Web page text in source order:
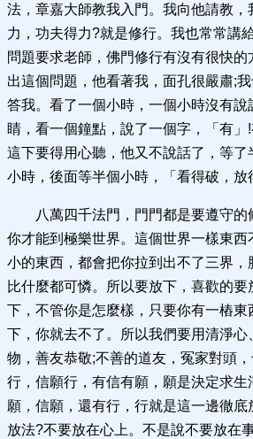
法，章嘉大師教我入門。我向他請教
力，功夫得力?就是修行。我也常常講
問題要求老師，佛門修行有沒有很快
出這個問題，他看著我，面孔很嚴肅;
答我。看了一個小時，一個小時沒有說
睛，看一個鐘點，說了一個字，「有」!
這下要得用心聽，他又不說話了，等了
小時，後面等半個小時，「看得破，放
八萬四千法門，門門都是要遵守的
你才能到極樂世界。這個世界一樣東
小的東西，都會把你拉到出不了三界，
比什麼都可憐。所以要放下，喜歡的
下，不管你是怎麼樣，只要你有一樁東
下，你就去不了。所以我們要用清淨心
物，善友恭敬;不善的道友，冤家對頭
行，信願行，有信有願，願是決定求生
願，信願，還有行，行就是這一邊徹底
放法?不要放在心上。不是說不要放在